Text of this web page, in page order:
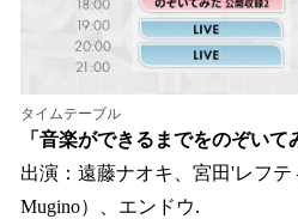
タイムテーブル
「音楽ができるまでをのぞいて
出演：遠藤ナオキ、宮田'レフ
Mugino）、エンドウ.